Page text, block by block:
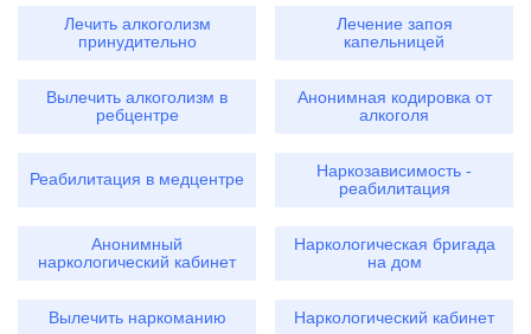
Лечить алкоголизм
принудительно
Лечение запоя
капельницей
Вылечить алкоголизм в
ребцентре
Анонимная кодировка от
алкоголя
Реабилитация в медцентре
Наркозависимость -
реабилитация
Анонимный
наркологический кабинет
Наркологическая бригада
на дом
Вылечить наркоманию Наркологический кабинет